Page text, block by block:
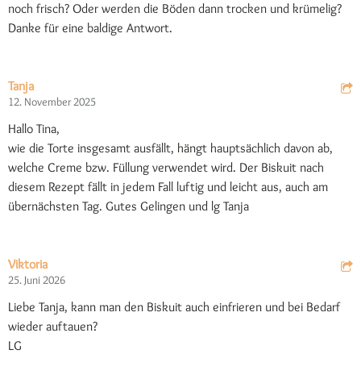
noch frisch? Oder werden die Böden dann trocken und krümelig?
Danke für eine baldige Antwort.
Tanja
12. November 2025
Hallo Tina,
wie die Torte insgesamt ausfällt, hängt hauptsächlich davon ab,
welche Creme bzw. Füllung verwendet wird. Der Biskuit nach
diesem Rezept fällt in jedem Fall luftig und leicht aus, auch am
übernächsten Tag. Gutes Gelingen und lg Tanja
Viktoria
25. Juni 2026
Liebe Tanja, kann man den Biskuit auch einfrieren und bei Bedarf
wieder auftauen?
LG